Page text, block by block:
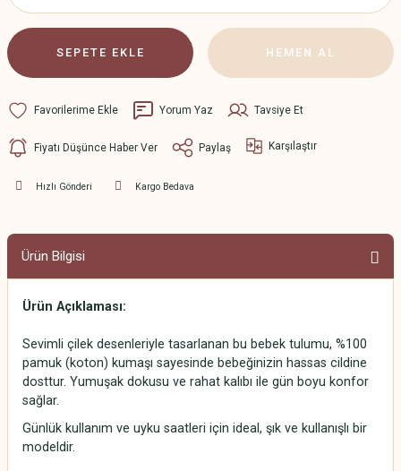
SEPETE EKLE HEMEN AL
Yorum Yaz Tavsiye Et
Fiyatı Düşünce Haber Ver Paylaş Karşılaştır
Hızlı Gönderi Kargo Bedava
Ürün Bilgisi
Ürün Açıklaması:
Sevimli çilek desenleriyle tasarlanan bu bebek tulumu, %100
pamuk (koton) kumaşı sayesinde bebeğinizin hassas cildine
dosttur. Yumuşak dokusu ve rahat kalıbı ile gün boyu konfor
sağlar.
Günlük kullanım ve uyku saatleri için ideal, şık ve kullanışlı bir
modeldir.